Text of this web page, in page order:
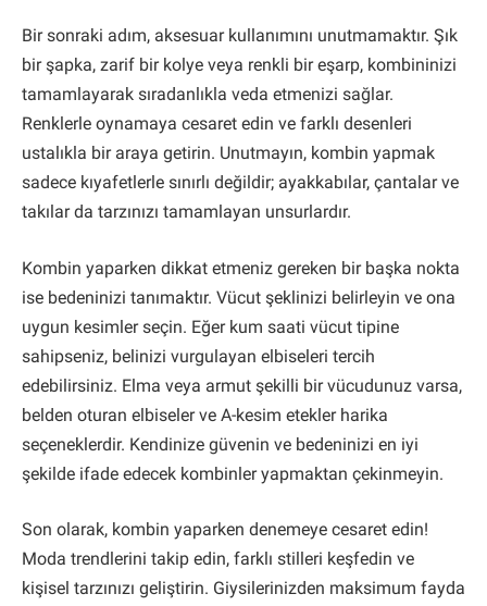
Bir sonraki adım, aksesuar kullanımını unutmamaktır. Şık
bir şapka, zarif bir kolye veya renkli bir eşarp, kombininizi
tamamlayarak sıradanlıkla veda etmenizi sağlar.
Renklerle oynamaya cesaret edin ve farklı desenleri
ustalıkla bir araya getirin. Unutmayın, kombin yapmak
sadece kıyafetlerle sınırlı değildir; ayakkabılar, çantalar ve
takılar da tarzınızı tamamlayan unsurlardır.
Kombin yaparken dikkat etmeniz gereken bir başka nokta
ise bedeninizi tanımaktır. Vücut şeklinizi belirleyin ve ona
uygun kesimler seçin. Eğer kum saati vücut tipine
sahipseniz, belinizi vurgulayan elbiseleri tercih
edebilirsiniz. Elma veya armut şekilli bir vücudunuz varsa,
belden oturan elbiseler ve A-kesim etekler harika
seçeneklerdir. Kendinize güvenin ve bedeninizi en iyi
şekilde ifade edecek kombinler yapmaktan çekinmeyin.
Son olarak, kombin yaparken denemeye cesaret edin!
Moda trendlerini takip edin, farklı stilleri keşfedin ve
kişisel tarzınızı geliştirin. Giysilerinizden maksimum fayda